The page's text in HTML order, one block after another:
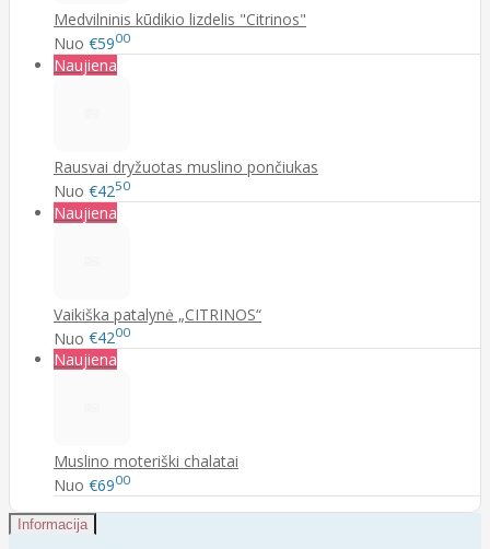
Medvilninis kūdikio lizdelis "Citrinos"
Nuo €5900
Naujiena
Rausvai dryžuotas muslino pončiukas
Nuo €4250
Naujiena
Vaikiška patalynė „CITRINOS“
Nuo €4200
Naujiena
Muslino moteriški chalatai
Nuo €6900
Informacija